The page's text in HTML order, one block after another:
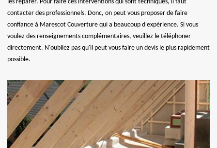
les réparer. Pour faire ces interventions qui sont techniques, il faut
contacter des professionnels. Donc, on peut vous proposer de faire
confiance à Marescot Couverture qui a beaucoup d'expérience. Si vous
voulez des renseignements complémentaires, veuillez le téléphoner
directement. N'oubliez pas qu'il peut vous faire un devis le plus rapidement
possible.